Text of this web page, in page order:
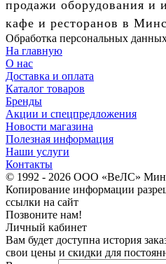
продажи оборудования и
кафе и ресторанов в
Обработка персональных
На главную
О нас
Доставка и оплата
Каталог товаров
Бренды
Акции и спецпредложения
Новости магазина
Полезная информация
Наши услуги
Контакты
© 1992 - 2026 ООО «ВеЛС»
Копирование информации
ссылки на сайт
Позвоните нам!
Личный кабинет
Вам будет доступна история
свои цены и скидки для